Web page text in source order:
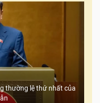
thường lệ thứ nhất của